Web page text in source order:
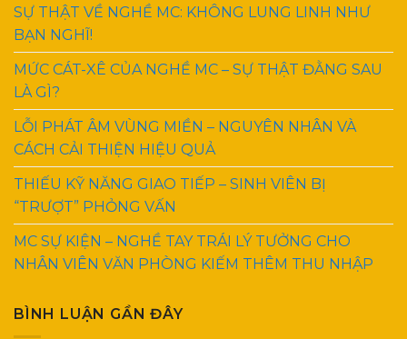
SỰ THẬT VỀ NGHỀ MC: KHÔNG LUNG LINH NHƯ
BẠN NGHĨ!
MỨC CÁT-XÊ CỦA NGHỀ MC – SỰ THẬT ĐẰNG SAU
LÀ GÌ?
LỖI PHÁT ÂM VÙNG MIỀN – NGUYÊN NHÂN VÀ
CÁCH CẢI THIỆN HIỆU QUẢ
THIẾU KỸ NĂNG GIAO TIẾP – SINH VIÊN BỊ
“TRƯỢT” PHỎNG VẤN
MC SỰ KIỆN – NGHỀ TAY TRÁI LÝ TƯỞNG CHO
NHÂN VIÊN VĂN PHÒNG KIẾM THÊM THU NHẬP
BÌNH LUẬN GẦN ĐÂY